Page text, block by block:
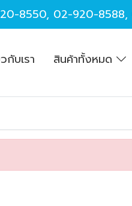
8550, 02-920-8588,
กับเรา สินค้าทั้งหมด